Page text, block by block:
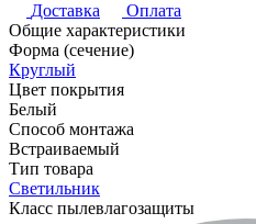
Доставка
Оплата
Общие характеристики
Форма (сечение)
Круглый
Цвет покрытия
Белый
Способ монтажа
Встраиваемый
Тип товара
Светильник
Класс пылевлагозащиты